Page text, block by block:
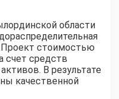
области
Проект стоимостью
счет средств
В результате
качественной